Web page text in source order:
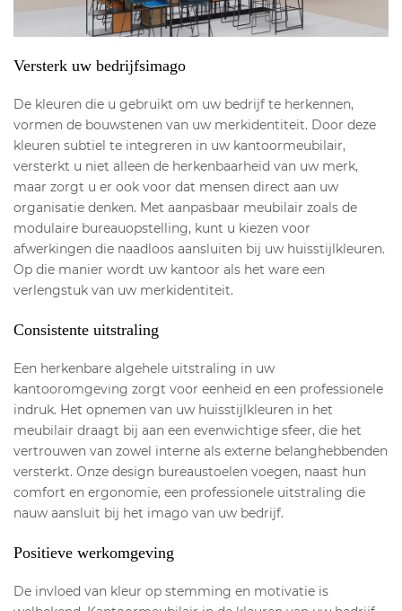
Versterk uw bedrijfsimago
De kleuren die u gebruikt om uw bedrijf te herkennen,
vormen de bouwstenen van uw merkidentiteit. Door deze
kleuren subtiel te integreren in uw kantoormeubilair,
versterkt u niet alleen de herkenbaarheid van uw merk,
maar zorgt u er ook voor dat mensen direct aan uw
organisatie denken. Met aanpasbaar meubilair zoals de
modulaire bureauopstelling, kunt u kiezen voor
afwerkingen die naadloos aansluiten bij uw huisstijlkleuren.
Op die manier wordt uw kantoor als het ware een
verlengstuk van uw merkidentiteit.
Consistente uitstraling
Een herkenbare algehele uitstraling in uw
kantooromgeving zorgt voor eenheid en een professionele
indruk. Het opnemen van uw huisstijlkleuren in het
meubilair draagt bij aan een evenwichtige sfeer, die het
vertrouwen van zowel interne als externe belanghebbenden
versterkt. Onze design bureaustoelen voegen, naast hun
comfort en ergonomie, een professionele uitstraling die
nauw aansluit bij het imago van uw bedrijf.
Positieve werkomgeving
De invloed van kleur op stemming en motivatie is